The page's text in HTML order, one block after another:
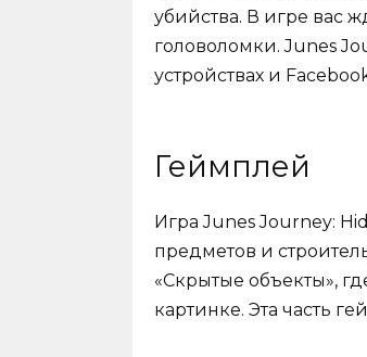
убийства. В игре вас
головоломки. Junes
устройствах и
Геймплей
Игра Junes Journey:
предметов и
«Скрытые объекты»,
картинке. Эта часть